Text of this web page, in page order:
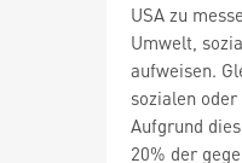
USA zu
Umwelt,
aufweisen.
sozialen
Aufgrund
20% der